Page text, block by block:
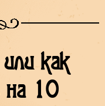
как
на 10